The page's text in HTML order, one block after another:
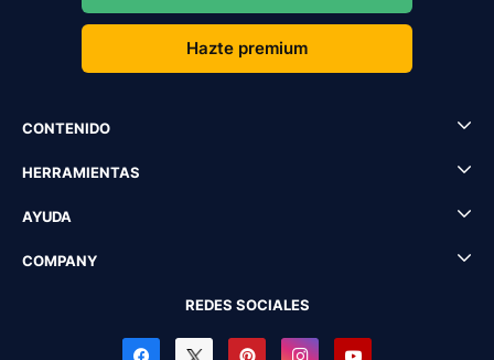
Hazte premium
CONTENIDO
HERRAMIENTAS
AYUDA
COMPANY
REDES SOCIALES